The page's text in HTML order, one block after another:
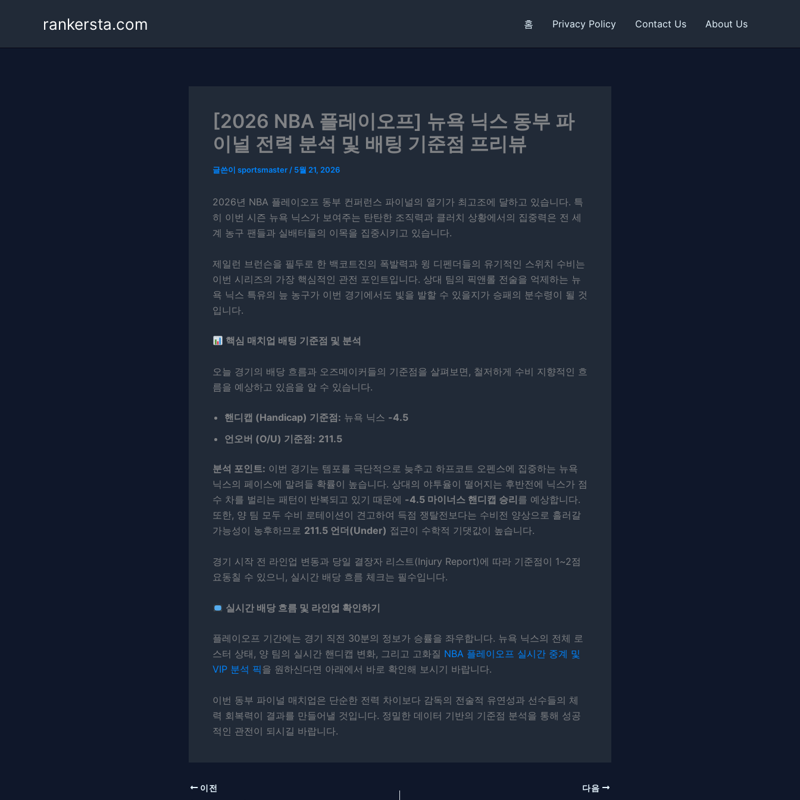
rankersta.com 홈 Privacy Policy Contact Us About Us
[2026 NBA 플레이오프] 뉴욕 닉스 동부 파
이널 전력 분석 및 배팅 기준점 프리뷰
글쓴이 sportsmaster / 5월 21, 2026
2026년 NBA 플레이오프 동부 컨퍼런스 파이널의 열기가 최고조에 달하고 있습니다. 특
히 이번 시즌 뉴욕 닉스가 보여주는 탄탄한 조직력과 클러치 상황에서의 집중력은 전 세
계 농구 팬들과 실배터들의 이목을 집중시키고 있습니다.
제일런 브런슨을 필두로 한 백코트진의 폭발력과 윙 디펜더들의 유기적인 스위치 수비는
이번 시리즈의 가장 핵심적인 관전 포인트입니다. 상대 팀의 픽앤롤 전술을 억제하는 뉴
욕 닉스 특유의 늪 농구가 이번 경기에서도 빛을 발할 수 있을지가 승패의 분수령이 될 것
입니다.
핵심 매치업 배팅 기준점 및 분석
오늘 경기의 배당 흐름과 오즈메이커들의 기준점을 살펴보면, 철저하게 수비 지향적인 흐
름을 예상하고 있음을 알 수 있습니다.
핸디캡 (Handicap) 기준점: 뉴욕 닉스 -4.5
언오버 (O/U) 기준점: 211.5
분석 포인트: 이번 경기는 템포를 극단적으로 늦추고 하프코트 오펜스에 집중하는 뉴욕
닉스의 페이스에 말려들 확률이 높습니다. 상대의 야투율이 떨어지는 후반전에 닉스가 점
수 차를 벌리는 패턴이 반복되고 있기 때문에 -4.5 마이너스 핸디캡 승리를 예상합니다.
또한, 양 팀 모두 수비 로테이션이 견고하여 득점 쟁탈전보다는 수비전 양상으로 흘러갈
가능성이 농후하므로 211.5 언더(Under) 접근이 수학적 기댓값이 높습니다.
경기 시작 전 라인업 변동과 당일 결장자 리스트(Injury Report)에 따라 기준점이 1~2점
요동칠 수 있으니, 실시간 배당 흐름 체크는 필수입니다.
실시간 배당 흐름 및 라인업 확인하기
플레이오프 기간에는 경기 직전 30분의 정보가 승률을 좌우합니다. 뉴욕 닉스의 전체 로
스터 상태, 양 팀의 실시간 핸디캡 변화, 그리고 고화질 NBA 플레이오프 실시간 중계 및
VIP 분석 픽을 원하신다면 아래에서 바로 확인해 보시기 바랍니다.
이번 동부 파이널 매치업은 단순한 전력 차이보다 감독의 전술적 유연성과 선수들의 체
력 회복력이 결과를 만들어낼 것입니다. 정밀한 데이터 기반의 기준점 분석을 통해 성공
적인 관전이 되시길 바랍니다.
이전 다음